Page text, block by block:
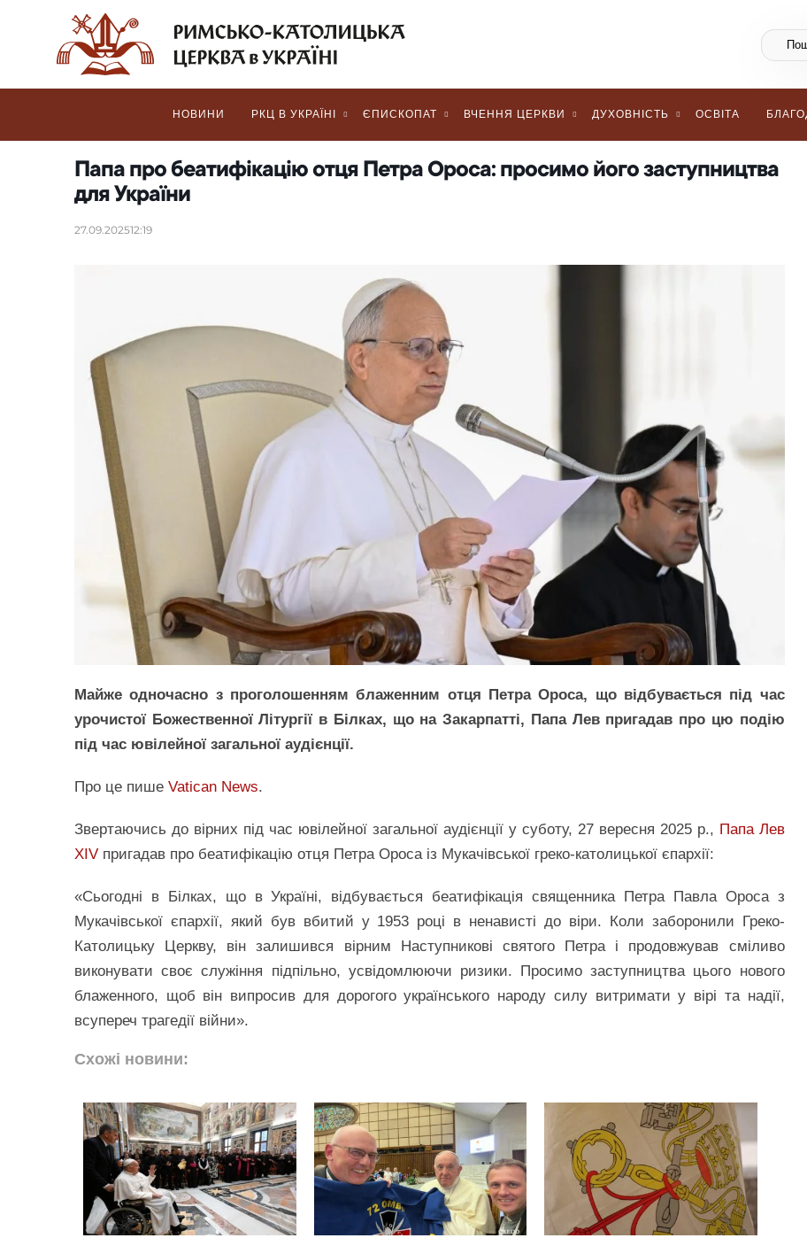
НОВИНИ РКЦ В УКРАЇНІ ЄПИСКОПАТ ВЧЕННЯ ЦЕРКВИ ДУХОВНІСТЬ ОСВІТА
Папа про беатифікацію отця Петра Ороса: просимо його заступництва
для України
27.09.202512:19
Майже одночасно з проголошенням блаженним отця Петра Ороса, що відбувається під час
урочистої Божественної Літургії в Білках, що на Закарпатті, Папа Лев пригадав про цю подію
під час ювілейної загальної аудієнції.
Про це пише Vatican News.
Звертаючись до вірних під час ювілейної загальної аудієнції у суботу, 27 вересня 2025 р., Папа Лев
XIV пригадав про беатифікацію отця Петра Ороса із Мукачівської греко-католицької єпархії:
«Сьогодні в Білках, що в Україні, відбувається беатифікація священника Петра Павла Ороса з
Мукачівської єпархії, який був вбитий у 1953 році в ненависті до віри. Коли заборонили Греко-
Католицьку Церкву, він залишився вірним Наступникові святого Петра і продовжував сміливо
виконувати своє служіння підпільно, усвідомлюючи ризики. Просимо заступництва цього нового
блаженного, щоб він випросив для дорогого українського народу силу витримати у вірі та надії,
всупереч трагедії війни».
Схожі новини: